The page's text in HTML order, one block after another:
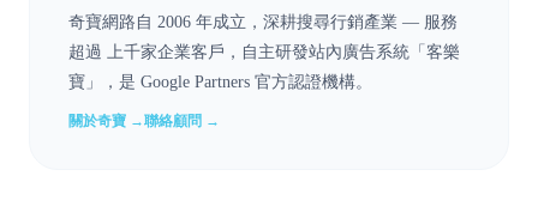
奇寶網路自 2006 年成立，深耕搜尋行銷產業 — 服務
超過 上千家企業客戶，自主研發站內廣告系統「客樂
寶」，是 Google Partners 官方認證機構。
關於奇寶 →聯絡顧問 →